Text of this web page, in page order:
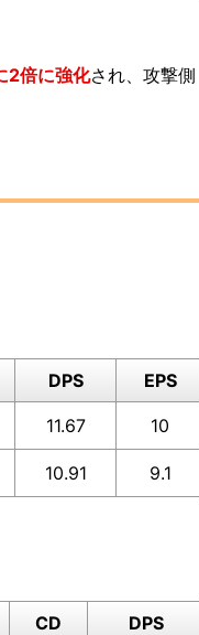
2倍に強化され、攻撃側
DPS EPS
11.67 10
10.91 9.1
CD DPS